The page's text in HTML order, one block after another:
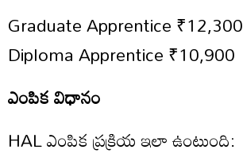
Graduate Apprentice ₹12,300
Diploma Apprentice ₹10,900
ఎంపిక విధానం
HAL ఎంపిక ప్రక్రియ ఇలా ఉంటుంది: